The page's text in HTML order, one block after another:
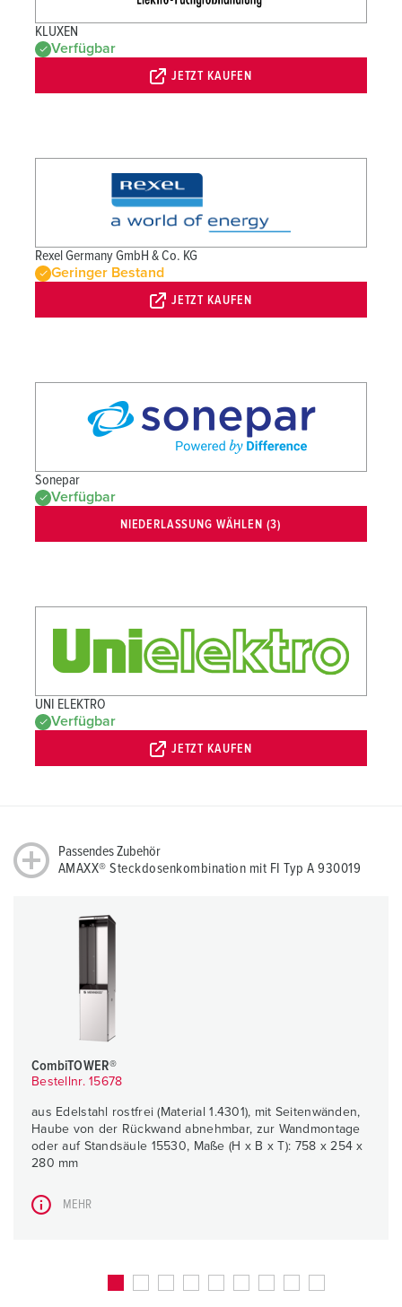
KLUXEN
Verfügbar
JETZT KAUFEN
Rexel Germany GmbH & Co. KG
Geringer Bestand
JETZT KAUFEN
Sonepar
Verfügbar
NIEDERLASSUNG WÄHLEN (3)
UNI ELEKTRO
Verfügbar
JETZT KAUFEN
Passendes Zubehör
AMAXX® Steckdosenkombination mit FI Typ A 930019
CombiTOWER®
Bestellnr. 15678
aus Edelstahl rostfrei (Material 1.4301), mit Seitenwänden,
Haube von der Rückwand abnehmbar, zur Wandmontage
oder auf Standsäule 15530, Maße (H x B x T): 758 x 254 x
280 mm
MEHR